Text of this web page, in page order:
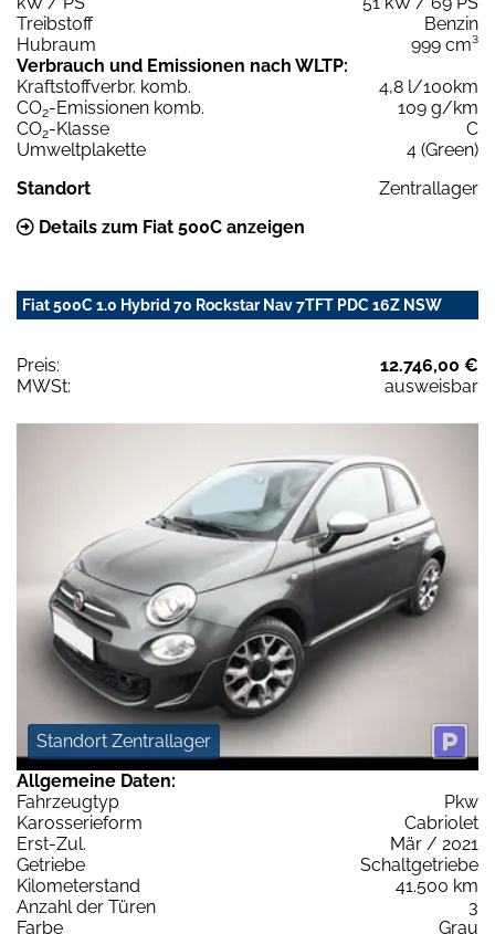
Treibstoff
Benzin
Hubraum
999 cm³
Verbrauch und Emissionen nach WLTP:
Kraftstoffverbr. komb.
4,8 l/100km
CO2-Emissionen komb.
109 g/km
CO2-Klasse
C
Umweltplakette
4 (Green)
Standort
Zentrallager
Details zum Fiat 500C anzeigen
Fiat 500C 1.0 Hybrid 70 Rockstar Nav 7TFT PDC 16Z NSW
Preis:
12.746,00 €
MWSt:
ausweisbar
Standort Zentrallager
Allgemeine Daten:
Fahrzeugtyp
Pkw
Karosserieform
Cabriolet
Erst-Zul.
Mär / 2021
Getriebe
Schaltgetriebe
Kilometerstand
41.500 km
Anzahl der Türen
3
Farbe
Grau